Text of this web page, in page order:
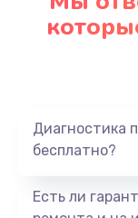
Диагностика
бесплатно?
Есть ли